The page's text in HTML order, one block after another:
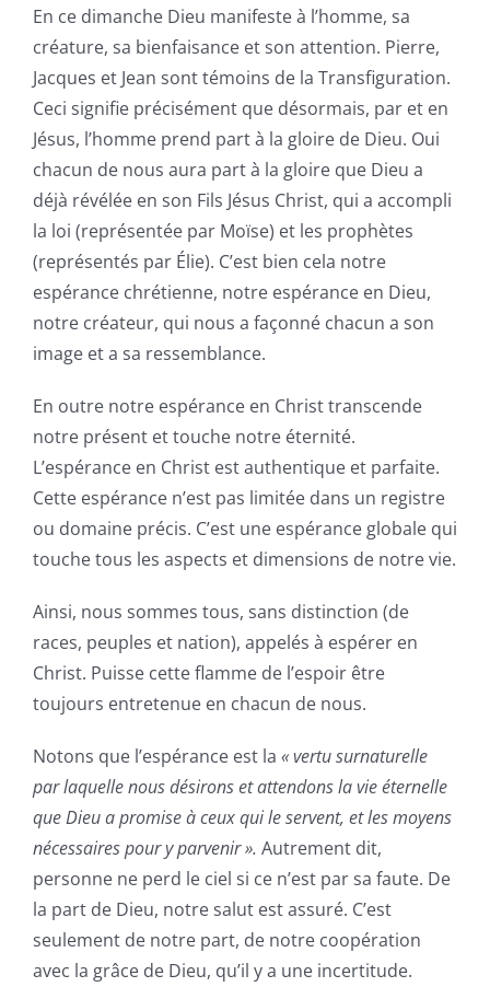
En ce dimanche Dieu manifeste à l’homme, sa
créature, sa bienfaisance et son attention. Pierre,
Jacques et Jean sont témoins de la Transfiguration.
Ceci signifie précisément que désormais, par et en
Jésus, l’homme prend part à la gloire de Dieu. Oui
chacun de nous aura part à la gloire que Dieu a
déjà révélée en son Fils Jésus Christ, qui a accompli
la loi (représentée par Moïse) et les prophètes
(représentés par Élie). C’est bien cela notre
espérance chrétienne, notre espérance en Dieu,
notre créateur, qui nous a façonné chacun a son
image et a sa ressemblance.
En outre notre espérance en Christ transcende
notre présent et touche notre éternité.
L’espérance en Christ est authentique et parfaite.
Cette espérance n’est pas limitée dans un registre
ou domaine précis. C’est une espérance globale qui
touche tous les aspects et dimensions de notre vie.
Ainsi, nous sommes tous, sans distinction (de
races, peuples et nation), appelés à espérer en
Christ. Puisse cette flamme de l’espoir être
toujours entretenue en chacun de nous.
Notons que l’espérance est la « vertu surnaturelle
par laquelle nous désirons et attendons la vie éternelle
que Dieu a promise à ceux qui le servent, et les moyens
nécessaires pour y parvenir ». Autrement dit,
personne ne perd le ciel si ce n’est par sa faute. De
la part de Dieu, notre salut est assuré. C’est
seulement de notre part, de notre coopération
avec la grâce de Dieu, qu’il y a une incertitude.